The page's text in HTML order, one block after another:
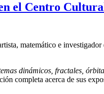
el Centro
matemático e
dinámicos, fractales,
completa acerca de sus